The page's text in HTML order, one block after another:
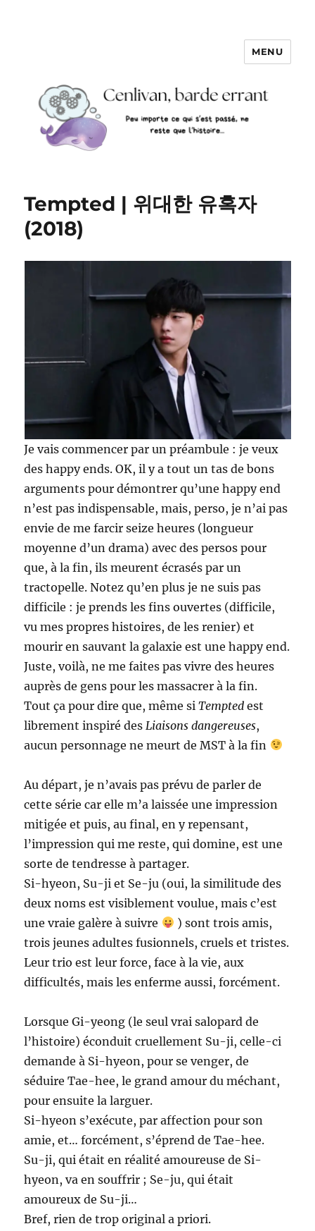
MENU
Tempted | 위대한 유혹자
(2018)
Je vais commencer par un préambule : je veux
des happy ends. OK, il y a tout un tas de bons
arguments pour démontrer qu’une happy end
n’est pas indispensable, mais, perso, je n’ai pas
envie de me farcir seize heures (longueur
moyenne d’un drama) avec des persos pour
que, à la fin, ils meurent écrasés par un
tractopelle. Notez qu’en plus je ne suis pas
difficile : je prends les fins ouvertes (difficile,
vu mes propres histoires, de les renier) et
mourir en sauvant la galaxie est une happy end.
Juste, voilà, ne me faites pas vivre des heures
auprès de gens pour les massacrer à la fin.
Tout ça pour dire que, même siTempted est
librement inspiré des Liaisons dangereuses,
aucun personnage ne meurt de MST à la fin
Au départ, je n’avais pas prévu de parler de
cette série car elle m’a laissée une impression
mitigée et puis, au final, en y repensant,
l’impression qui me reste, qui domine, est une
sorte de tendresse à partager.
Si-hyeon, Su-ji et Se-ju (oui, la similitude des
deux noms est visiblement voulue, mais c’est
une vraie galère à suivre
) sont trois amis,
trois jeunes adultes fusionnels, cruels et tristes.
Leur trio est leur force, face à la vie, aux
difficultés, mais les enferme aussi, forcément.
Lorsque Gi-yeong (le seul vrai salopard de
l’histoire) éconduit cruellement Su-ji, celle-ci
demande à Si-hyeon, pour se venger, de
séduire Tae-hee, le grand amour du méchant,
pour ensuite la larguer.
Si-hyeon s’exécute, par affection pour son
amie, et… forcément, s’éprend de Tae-hee.
Su-ji, qui était en réalité amoureuse de Si-
hyeon, va en souffrir ; Se-ju, qui était
amoureux de Su-ji…
Bref, rien de trop original a priori.